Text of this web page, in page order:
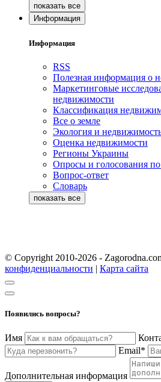
Информация
Информация
RSS
Полезная информация о
Маркетинговые
недвижимости
Классификация
Все о земле
Экология и
Оценка недвижимости
Регионы Украины
Опросы и голосования
Вопрос-ответ
Словарь
© Copyright 2010-2026 -
конфиденциальности | Карта сайта
Появились вопросы?
Имя
Email*
Дополнительная информация